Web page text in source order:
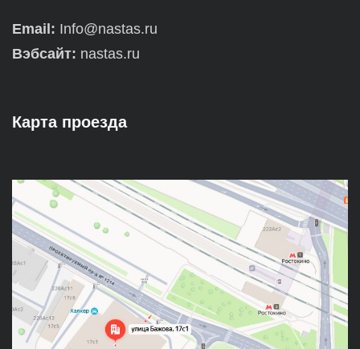
Email: Info@nastas.ru
Вэбсайт: nastas.ru
Карта проезда